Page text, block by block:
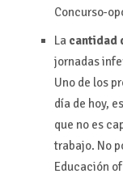
Concurso-
La cantidad
jornadas
Uno de los
día de hoy,
que no es
trabajo. No
Educación